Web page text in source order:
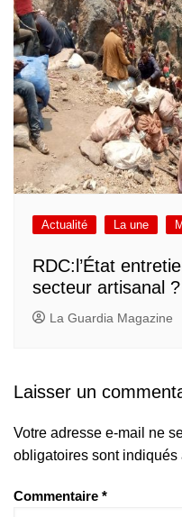
Actualité La une
RDC:l’État
secteur artisanal ?
La Guardia Magazine
Laisser un
Votre adresse e-mail ne
obligatoires sont indiqués
Commentaire *